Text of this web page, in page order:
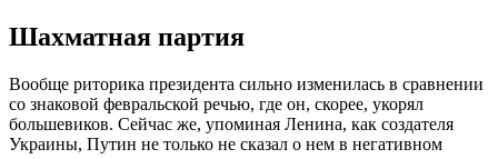
Шахматная партия
Вообще риторика президента сильно изменилась в сравнении
со знаковой февральской речью, где он, скорее, укорял
большевиков. Сейчас же, упоминая Ленина, как создателя
Украины, Путин не только не сказал о нем в негативном